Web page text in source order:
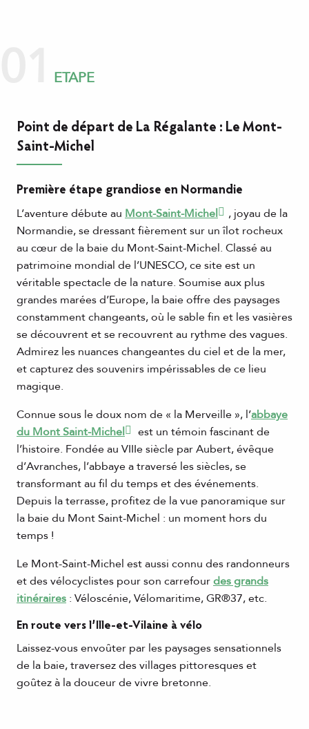
ETAPE
Point de départ de La Régalante : Le Mont-
Saint-Michel
Première étape grandiose en Normandie
L’aventure débute au Mont-Saint-Michel
, joyau de la
Normandie, se dressant fièrement sur un îlot rocheux
au cœur de la baie du Mont-Saint-Michel. Classé au
patrimoine mondial de l’UNESCO, ce site est un
véritable spectacle de la nature. Soumise aux plus
grandes marées d’Europe, la baie offre des paysages
constamment changeants, où le sable fin et les vasières
se découvrent et se recouvrent au rythme des vagues.
Admirez les nuances changeantes du ciel et de la mer,
et capturez des souvenirs impérissables de ce lieu
magique.
Connue sous le doux nom de « la Merveille », l’abbaye
du Mont Saint-Michel
est un témoin fascinant de
l’histoire. Fondée au VIIIe siècle par Aubert, évêque
d’Avranches, l’abbaye a traversé les siècles, se
transformant au fil du temps et des événements.
Depuis la terrasse, profitez de la vue panoramique sur
la baie du Mont Saint-Michel : un moment hors du
temps !
Le Mont-Saint-Michel est aussi connu des randonneurs
et des vélocyclistes pour son carrefourdes grands
itinéraires : Véloscénie, Vélomaritime, GR®37, etc.
En route vers l’Ille-et-Vilaine à vélo
Laissez-vous envoûter par les paysages sensationnels
de la baie, traversez des villages pittoresques et
goûtez à la douceur de vivre bretonne.